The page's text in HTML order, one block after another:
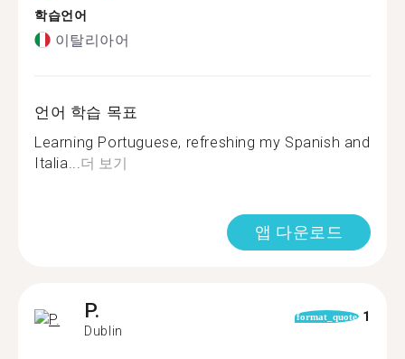
학습언어
이탈리아어
언어 학습 목표
Learning Portuguese, refreshing my Spanish and
Italia... 더 보기
앱 다운로드
P.
Dublin
format_quote 1